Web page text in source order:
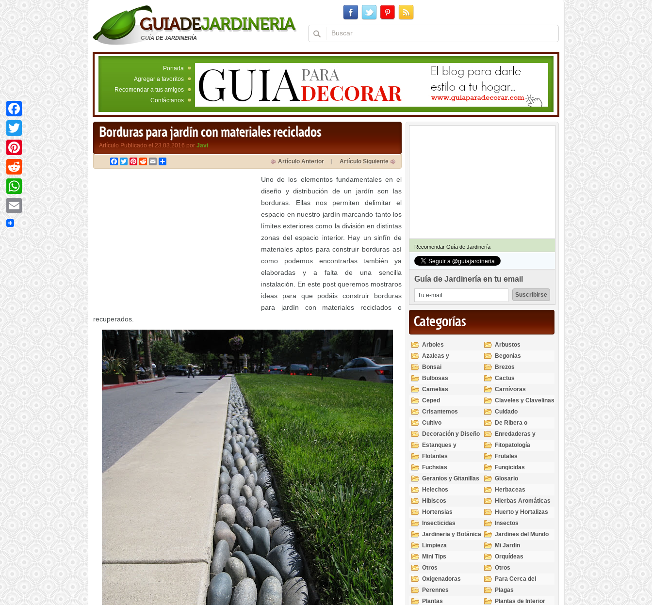
GUÍA DE JARDINERÍA
Portada
Agregar a favoritos
Recomendar a tus amigos
Contáctanos
Borduras para jardín con materiales reciclados
Artículo Publicado el 23.03.2016 por Javi
Facebook
TwitterPinterest
RedditEmail Artículo Anterior Artículo Siguiente
Uno de los elementos fundamentales en el
diseño y distribución de un jardín son las
borduras. Ellas nos permiten delimitar el
espacio en nuestro jardín marcando tanto los
límites exteriores como la división en distintas
zonas del espacio interior. Hay un sinfín de
materiales aptos para construir borduras así
como podemos encontrarlas también ya
elaboradas y a falta de una sencilla
instalación. En este post queremos mostraros
ideas para que podáis construir borduras
para jardín con materiales reciclados o
recuperados.
Recomendar Guía de Jardinería
Guía de Jardinería en tu email
Categorías
Arboles
Arbustos
Azaleas y
Rododendros
Begonias
Bonsai
Brezos
Bulbosas
Cactus
Camelias
Carnívoras
Ceped
Claveles y Clavelinas
Crisantemos
Cuidado
Cultivo
De Ribera o
Palustres
Decoración y Diseño
Enredaderas y
cubresuelos
Estanques y
Acuáticas
Fitopatología
Flotantes
Frutales
Fuchsias
Fungicidas
Geranios y Gitanillas
Glosario
Helechos
Herbaceas
Hibiscos
Hierbas Aromáticas
Hortensias
Huerto y Hortalizas
Insecticidas
Insectos
Jardineria y Botánica
Jardines del Mundo
Limpieza
Mi Jardin
Mini Tips
Orquídeas
Otros
Otros
Oxigenadoras
Para Cerca del
Estanque
Perennes
Plagas
Plantas
Plantas de Interior
Facebook
Twitter
Pinterest
Reddit
WhatsApp
Email